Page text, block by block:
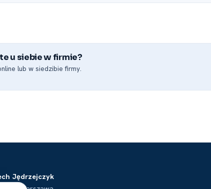
u siebie w firmie?
lub w siedzibie firmy.
Jędrzejczyk